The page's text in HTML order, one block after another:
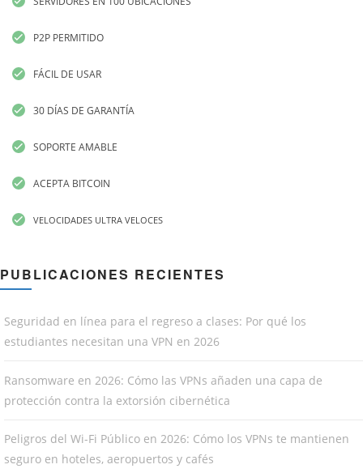
P2P PERMITIDO
FÁCIL DE USAR
30 DÍAS DE GARANTÍA
SOPORTE AMABLE
ACEPTA BITCOIN
VELOCIDADES ULTRA VELOCES
PUBLICACIONES RECIENTES
Seguridad en línea para el regreso a clases: Por qué los
estudiantes necesitan una VPN en 2026
Ransomware en 2026: Cómo las VPNs añaden una capa de
protección contra la extorsión cibernética
Peligros del Wi-Fi Público en 2026: Cómo los VPNs te mantienen
seguro en hoteles, aeropuertos y cafés